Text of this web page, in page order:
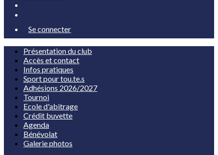
Se connecter
Présentation du club
Accès et contact
Infos pratiques
Sport pour tou.te.s
Adhésions 2026/2027
Tournoi
Ecole d'abitrage
Crédit buvette
Agenda
Bénévolat
Galerie photos